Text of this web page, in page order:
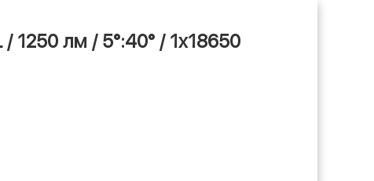
1250 лм / 5°:40° / 1x18650